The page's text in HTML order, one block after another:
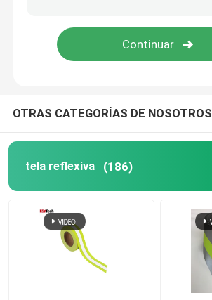
OTRAS CATEGORÍAS DE NOSOTROS
tela reflexiva (186)